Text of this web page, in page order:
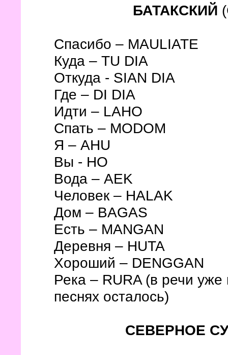
БАТАКСКИЙ
Спасибо – MAULIATE
Куда – TU DIA
Откуда - SIAN DIA
Где – DI DIA
Идти – LAHO
Спать – MODOM
Я – AHU
Вы - HO
Вода – AEK
Человек – HALAK
Дом – BAGAS
Есть – MANGAN
Деревня – HUTA
Хороший – DENGGAN
Река – RURA (в речи уже
песнях осталось)
СЕВЕРНОЕ